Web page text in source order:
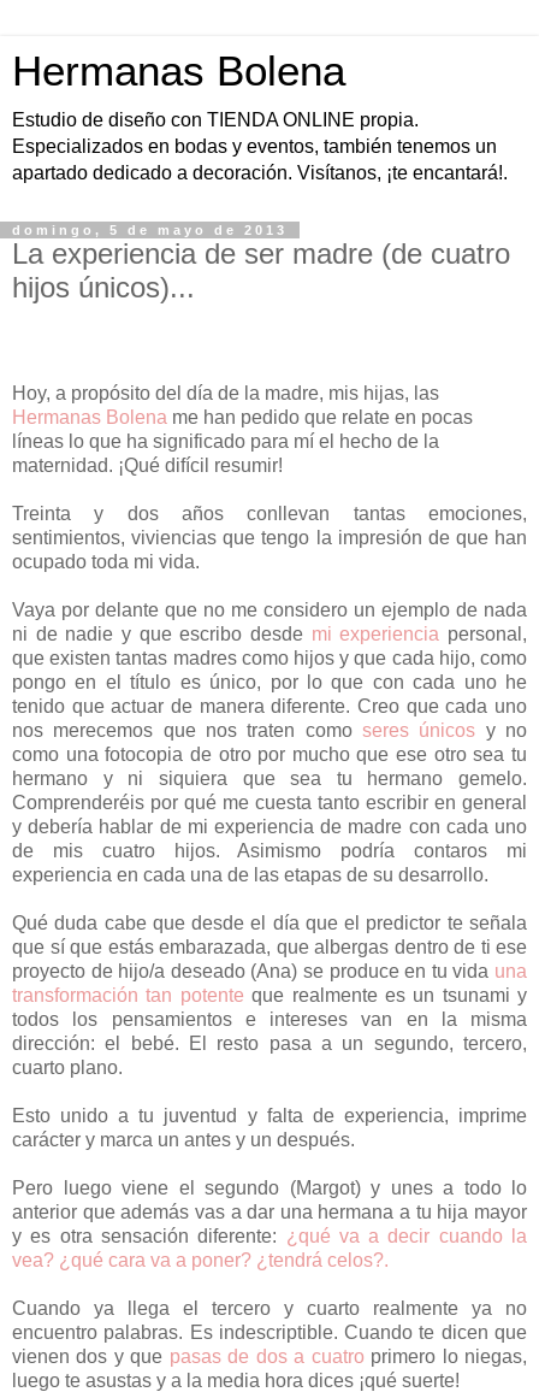
Hermanas Bolena
Estudio de diseño con TIENDA ONLINE propia.
Especializados en bodas y eventos, también tenemos un
apartado dedicado a decoración. Visítanos, ¡te encantará!.
domingo, 5 de mayo de 2013
La experiencia de ser madre (de cuatro
hijos únicos)...
Hoy, a propósito del día de la madre, mis hijas, las
Hermanas Bolena me han pedido que relate en pocas
líneas lo que ha significado para mí el hecho de la
maternidad. ¡Qué difícil resumir!
Treinta y dos años conllevan tantas emociones,
sentimientos, viviencias que tengo la impresión de que han
ocupado toda mi vida.
Vaya por delante que no me considero un ejemplo de nada
ni de nadie y que escribo desde mi experiencia personal,
que existen tantas madres como hijos y que cada hijo, como
pongo en el título es único, por lo que con cada uno he
tenido que actuar de manera diferente. Creo que cada uno
nos merecemos que nos traten como seres únicos y no
como una fotocopia de otro por mucho que ese otro sea tu
hermano y ni siquiera que sea tu hermano gemelo.
Comprenderéis por qué me cuesta tanto escribir en general
y debería hablar de mi experiencia de madre con cada uno
de mis cuatro hijos. Asimismo podría contaros mi
experiencia en cada una de las etapas de su desarrollo.
Qué duda cabe que desde el día que el predictor te señala
que sí que estás embarazada, que albergas dentro de ti ese
proyecto de hijo/a deseado (Ana) se produce en tu vida una
transformación tan potente que realmente es un tsunami y
todos los pensamientos e intereses van en la misma
dirección: el bebé. El resto pasa a un segundo, tercero,
cuarto plano.
Esto unido a tu juventud y falta de experiencia, imprime
carácter y marca un antes y un después.
Pero luego viene el segundo (Margot) y unes a todo lo
anterior que además vas a dar una hermana a tu hija mayor
y es otra sensación diferente: ¿qué va a decir cuando la
vea? ¿qué cara va a poner? ¿tendrá celos?.
Cuando ya llega el tercero y cuarto realmente ya no
encuentro palabras. Es indescriptible. Cuando te dicen que
vienen dos y que pasas de dos a cuatro primero lo niegas,
luego te asustas y a la media hora dices ¡qué suerte!